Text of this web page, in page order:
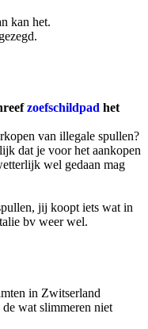
kan het.
zoefschildpad het
van illegale spullen?
dat je voor het aankopen
wel gedaan mag
jij koopt iets wat in
bv weer wel.
in Zwitserland
wat slimmeren niet